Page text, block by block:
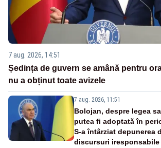
7 aug. 2026, 14:51
Ședința de guvern se amână pentru
nu a obținut toate avizele
7 aug. 2026, 11:51
Bolojan, despre legea
putea fi adoptată în
S-a întârziat depunerea
discursuri